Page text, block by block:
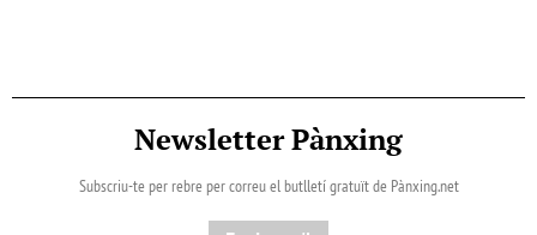
Newsletter Pànxing
Subscriu-te per rebre per correu el butlletí gratuït de Pànxing.net​